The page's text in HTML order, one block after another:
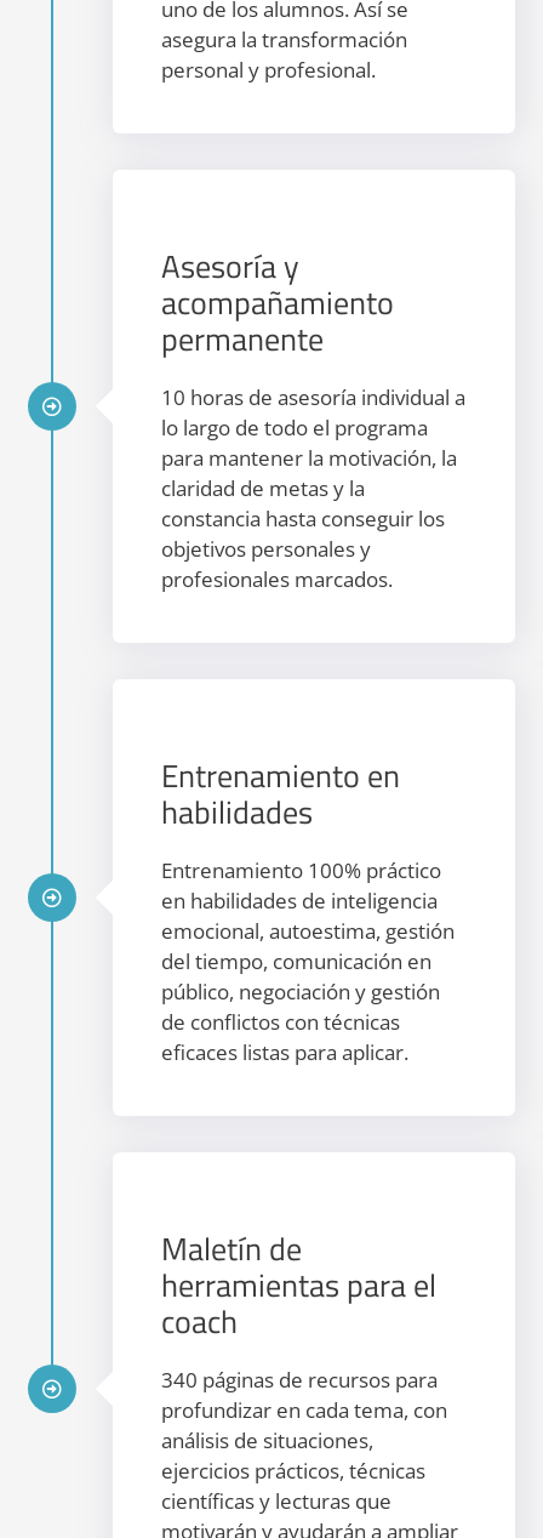
uno de los alumnos. Así se
asegura la transformación
personal y profesional.
Asesoría y
acompañamiento
permanente
10 horas de asesoría individual a
lo largo de todo el programa
para mantener la motivación, la
claridad de metas y la
constancia hasta conseguir los
objetivos personales y
profesionales marcados.
Entrenamiento en
habilidades
Entrenamiento 100% práctico
en habilidades de inteligencia
emocional, autoestima, gestión
del tiempo, comunicación en
público, negociación y gestión
de conflictos con técnicas
eficaces listas para aplicar.
Maletín de
herramientas para el
coach
340 páginas de recursos para
profundizar en cada tema, con
análisis de situaciones,
ejercicios prácticos, técnicas
científicas y lecturas que
motivarán y ayudarán a ampliar